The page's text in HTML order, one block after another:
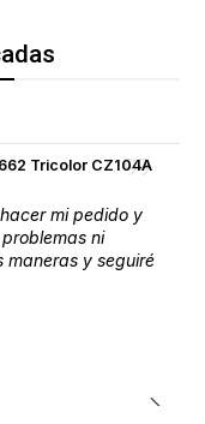
Tricolor CZ104A
mi pedido y
ni
maneras y seguiré